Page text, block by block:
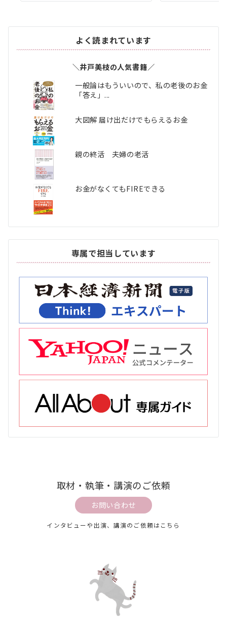
よく読まれています
＼井戸美枝の人気書籍／
一般論はもういいので、私の老後のお金
「答え」...
大図解 届け出だけでもらえるお金
親の終活 夫婦の老活
お金がなくてもFIREできる
専属で担当しています
取材・執筆・講演のご依頼
お問い合わせ
インタビューや出演、講演のご依頼はこちら